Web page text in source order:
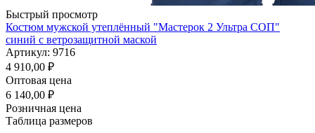
Быстрый просмотр
Костюм мужской утеплённый "Мастерок 2 Ультра СОП"
синий с ветрозащитной маской
Артикул: 9716
4 910,00 ₽
Оптовая цена
6 140,00 ₽
Розничная цена
Таблица размеров